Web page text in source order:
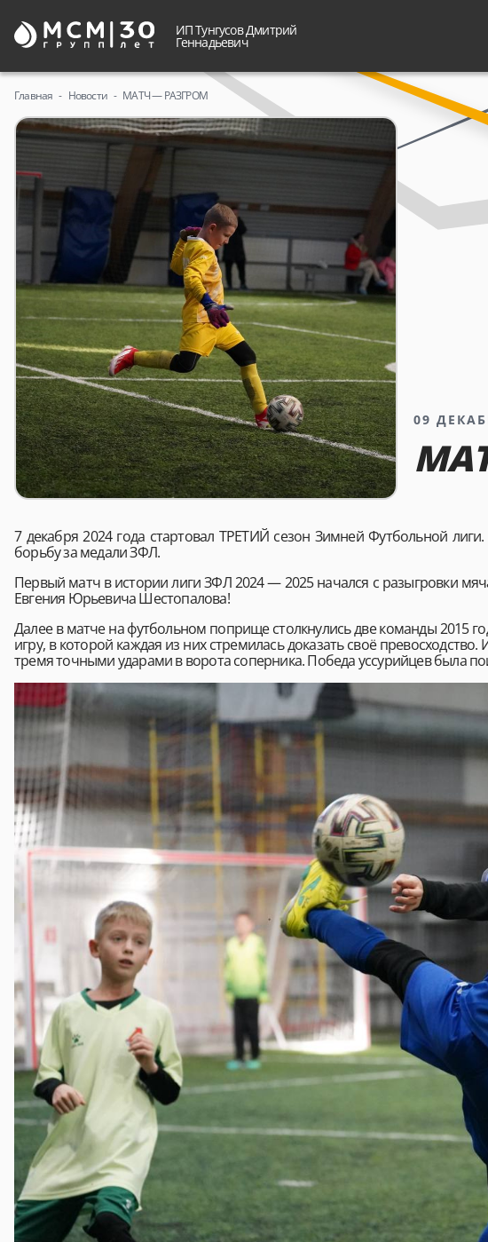
ИП Тунгусов Дмитрий
Геннадьевич
Главная Новости МАТЧ — РАЗГРОМ
09
7 декабря 2024 года стартовал ТРЕТИЙ сезон Зимней Футбольной
борьбу за медали ЗФЛ.
Первый матч в истории лиги ЗФЛ 2024 — 2025 начался с разыгровки
Евгения Юрьевича Шестопалова!
Далее в матче на футбольном поприще столкнулись две команды 2015
игру, в которой каждая из них стремилась доказать своё
тремя точными ударами в ворота соперника. Победа уссурийцев была